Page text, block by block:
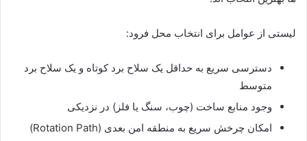
لیستی از عوامل برای انتخاب محل فرود:
دسترسی سریع به حداقل یک سلاح برد کوتاه و یک سلاح برد
متوسط
وجود منابع ساخت (چوب، سنگ یا فلز) در نزدیکی
امکان چرخش سریع به منطقه امن بعدی (Rotation Path)